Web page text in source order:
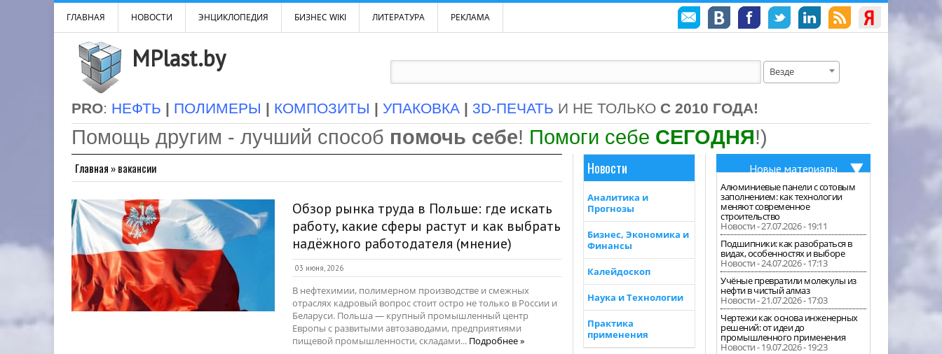
ГЛАВНАЯ НОВОСТИ ЭНЦИКЛОПЕДИЯ БИЗНЕС WIKI ЛИТЕРАТУРА РЕКЛАМА
MPlast.by Везде
PRO: НЕФТЬ | ПОЛИМЕРЫ | КОМПОЗИТЫ | УПАКОВКА | 3D-ПЕЧАТЬ И НЕ ТОЛЬКО С 2010 ГОДА!
Помощь другим - лучший способ помочь себе! Помоги себе СЕГОДНЯ!)
Главная »вакансии
Обзор рынка труда в Польше: где искать
работу, какие сферы растут и как выбрать
надёжного работодателя (мнение)
03 июня, 2026
В нефтехимии, полимерном производстве и смежных
отраслях кадровый вопрос стоит остро не только в России и
Беларуси. Польша — крупный промышленный центр
Европы с развитыми автозаводами, предприятиями
пищевой промышленности, складами... Подробнее »
Новости
Аналитика и
Прогнозы
Бизнес, Экономика и
Финансы
Калейдоскоп
Наука и Технологии
Практика
применения
Новые материалы
Алюминиевые панели с сотовым
заполнением: как технологии
меняют современное
строительство
Новости - 27.07.2026 - 19:11
Подшипники: как разобраться в
видах, особенностях и выборе
Новости - 24.07.2026 - 17:13
Учёные превратили молекулы из
нефти в чистый алмаз
Новости - 21.07.2026 - 17:03
Чертежи как основа инженерных
решений: от идеи до
промышленного применения
Новости - 19.07.2026 - 19:23